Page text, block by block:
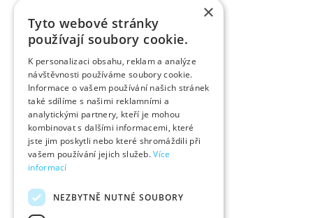
×
Tyto webové stránky
používají soubory cookie.
K personalizaci obsahu, reklam a analýze
návštěvnosti používáme soubory cookie.
Informace o vašem používání našich stránek
také sdílíme s našimi reklamními a
analytickými partnery, kteří je mohou
kombinovat s dalšími informacemi, které
jste jim poskytli nebo které shromáždili při
vašem používání jejich služeb.Více
informací
NEZBYTNĚ NUTNÉ SOUBORY